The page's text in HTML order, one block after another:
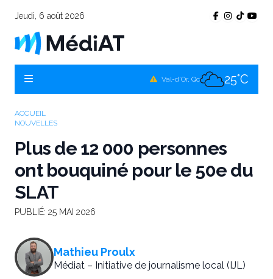
Jeudi, 6 août 2026
Val-d'Or, Qc 25°C
ACCUEIL
NOUVELLES
Plus de 12 000 personnes
ont bouquiné pour le 50e du
SLAT
PUBLIÉ: 25 MAI 2026
Mathieu Proulx
Médiat – Initiative de journalisme local (IJL)